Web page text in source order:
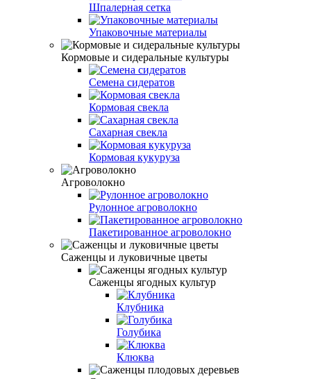
Шпалерная сетка
Упаковочные материалы
Кормовые и сидеральные культуры
Семена сидератов
Кормовая свекла
Сахарная свекла
Кормовая кукуруза
Агроволокно
Рулонное агроволокно
Пакетированное агроволокно
Саженцы и луковичные цветы
Саженцы ягодных культур
Клубника
Голубика
Клюква